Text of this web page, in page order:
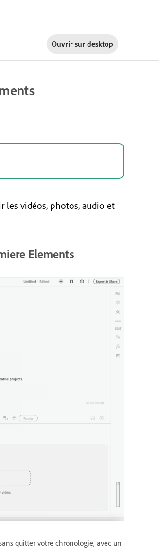
Ouvrir sur desktop
les vidéos, photos, audio et
Elements
quitter votre chronologie, avec un